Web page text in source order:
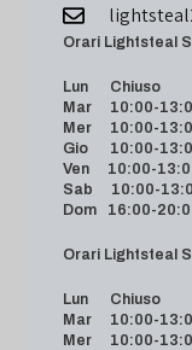
Orari
Lun Chiuso
Mar 10:00-
Mer 10:00-
Gio 10:00-
Ven 10:00-
Sab 10:00-
Dom 16:00-
Orari
Lun Chiuso
Mar 10:00-
Mer 10:00-